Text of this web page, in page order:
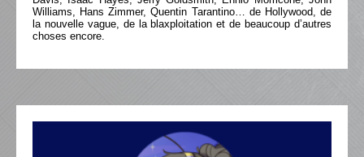
Williams, Hans Zimmer, Quentin Tarantino… de Hollywood, de
la nouvelle vague, de la blaxploitation et de beaucoup d’autres
choses encore.